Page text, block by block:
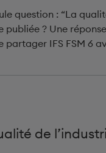
question : “La
? Une
partager IFS FSM 6
de